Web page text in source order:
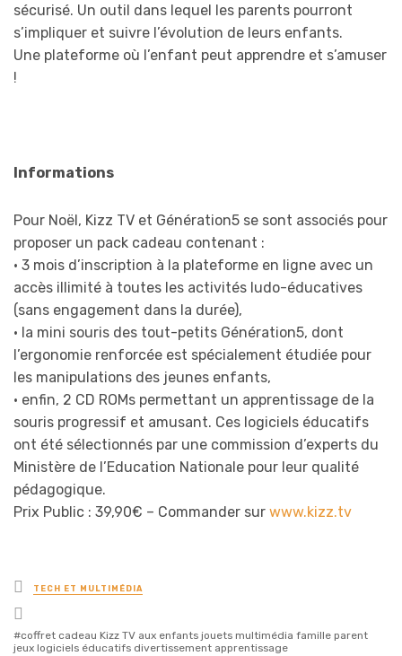
sécurisé. Un outil dans lequel les parents pourront
s’impliquer et suivre l’évolution de leurs enfants.
Une plateforme où l’enfant peut apprendre et s’amuser
!
Informations
Pour Noël, Kizz TV et Génération5 se sont associés pour
proposer un pack cadeau contenant :
• 3 mois d’inscription à la plateforme en ligne avec un
accès illimité à toutes les activités ludo-éducatives
(sans engagement dans la durée),
• la mini souris des tout-petits Génération5, dont
l’ergonomie renforcée est spécialement étudiée pour
les manipulations des jeunes enfants,
• enfin, 2 CD ROMs permettant un apprentissage de la
souris progressif et amusant. Ces logiciels éducatifs
ont été sélectionnés par une commission d’experts du
Ministère de l’Education Nationale pour leur qualité
pédagogique.
Prix Public : 39,90€ – Commander sur www.kizz.tv
Posted
in
TECH ET MULTIMÉDIA
with
coffret cadeau Kizz TV aux enfants jouets multimédia famille parent
jeux logiciels éducatifs divertissement apprentissage